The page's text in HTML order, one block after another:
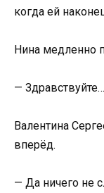
когда ей
Нина медленно
—
Валентина
вперёд.
— Да ничего не